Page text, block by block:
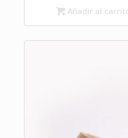
Añadir al